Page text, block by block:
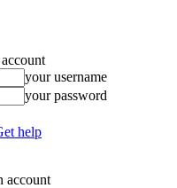
your username
your password
help
account